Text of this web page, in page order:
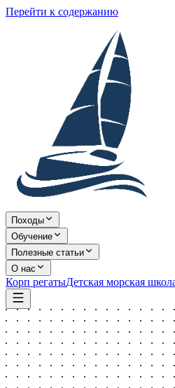
Перейти к содержанию
Походы
Обучение
Полезные статьи
О нас
Корп регатыДетская морская